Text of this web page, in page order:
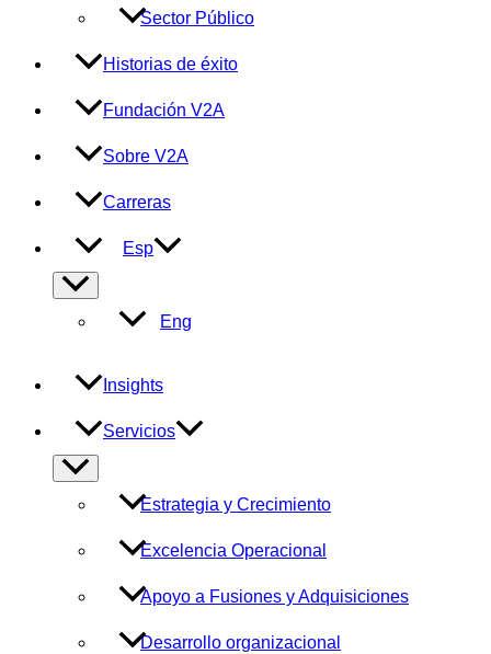
Sector Público
Historias de éxito
Fundación V2A
Sobre V2A
Carreras
Esp
Alternar
menú
Eng
Insights
Servicios
Alternar
menú
Estrategia y Crecimiento
Excelencia Operacional
Apoyo a Fusiones y Adquisiciones
Desarrollo organizacional